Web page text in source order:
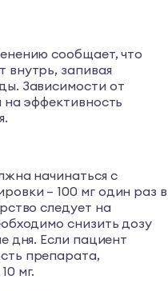
сообщает, что
внутрь, запивая
Зависимости от
эффективность
начинаться с
– 100 мг один раз в
следует на
снизить дозу
дня. Если пациент
препарата,
мг.